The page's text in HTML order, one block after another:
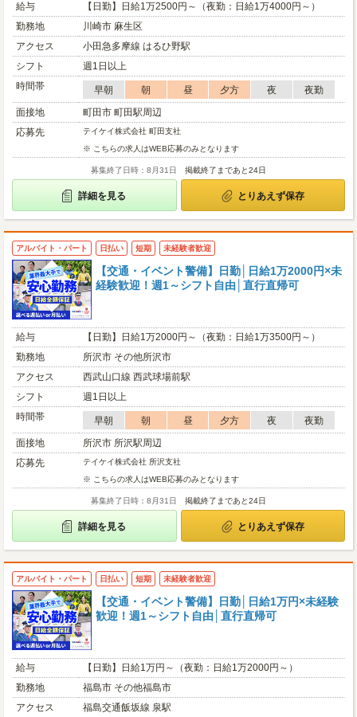
給与
【日勤】日給1万2500円～（夜勤：日給1万4000円～）
勤務地
川崎市 麻生区
アクセス
小田急多摩線 はるひ野駅
シフト
週1日以上
時間帯
早朝 朝 昼 夕方 夜
夜勤
面接地
町田市 町田駅周辺
応募先
テイケイ株式会社 町田支社
※ こちらの求人はWEB応募のみとなります
募集終了日時：8月31日 掲載終了まであと24日
詳細を見る とりあえず保存
アルバイト・パート 日払い 短期 未経験者歓迎
【交通・イベント警備】日勤│日給1万2000円×未
経験歓迎！週1～シフト自由│直行直帰可
給与
【日勤】日給1万2000円～（夜勤：日給1万3500円～）
勤務地
所沢市 その他所沢市
アクセス
西武山口線 西武球場前駅
シフト
週1日以上
時間帯
早朝 朝 昼 夕方 夜
夜勤
面接地
所沢市 所沢駅周辺
応募先
テイケイ株式会社 所沢支社
※ こちらの求人はWEB応募のみとなります
募集終了日時：8月31日 掲載終了まであと24日
詳細を見る とりあえず保存
アルバイト・パート 日払い 短期 未経験者歓迎
【交通・イベント警備】日勤│日給1万円×未経験
歓迎！週1～シフト自由│直行直帰可
給与
【日勤】日給1万円～（夜勤：日給1万2000円～）
勤務地
福島市 その他福島市
アクセス
福島交通飯坂線 泉駅